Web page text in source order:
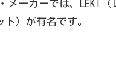
メーカーでは、LEKI（
ト）が有名です。